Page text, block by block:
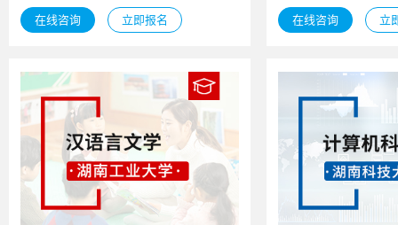
在线咨询 立即报名 在线咨询 立